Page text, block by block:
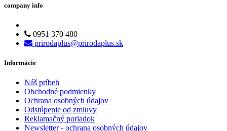
company info
0951 370 480
prirodaplus@prirodaplus.sk
Informácie
Náš príbeh
Obchodné podmienky
Ochrana osobných údajov
Odstúpenie od zmluvy
Reklamačný poriadok
Newsletter - ochrana osobných údajov